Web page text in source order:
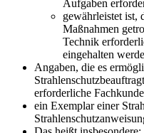
Aufgaben
gewährleistet ist,
Maßnahmen
Technik
eingehalten
Angaben, die es
erforderliche
ein Exemplar einer